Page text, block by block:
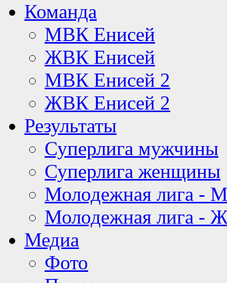
Команда
МВК Енисей
ЖВК Енисей
МВК Енисей 2
ЖВК Енисей 2
Результаты
Суперлига мужчины
Суперлига женщины
Молодежная лига -
Молодежная лига -
Медиа
Фото